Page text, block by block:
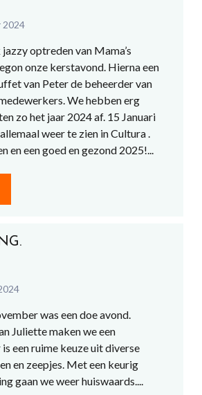
2024
optreden van Mama’s
onze kerstavond. Hierna een
van Peter de beheerder van
We hebben erg
zo het jaar 2024 af. 15 Januari
weer te zien in Cultura .
en een goed en gezond 2025!...
was een doe avond.
Juliette maken we een
een ruime keuze uit diverse
en zeepjes. Met een keurig
gaan we weer huiswaards....